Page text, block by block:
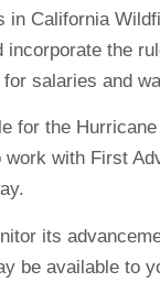
California
the
salaries and
the
with First
its
be available to